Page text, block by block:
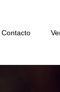
Contacto